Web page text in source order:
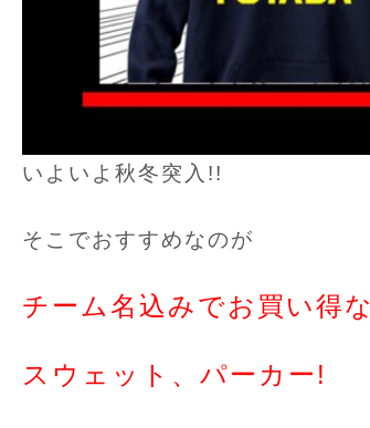
いよいよ秋冬突入!!
そこでおすすめなのが
チーム名込みでお買い得な
スウェット、パーカー!